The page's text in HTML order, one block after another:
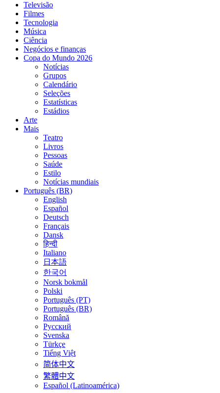
Televisão
Filmes
Tecnologia
Música
Ciência
Negócios e finanças
Copa do Mundo 2026
Notícias
Grupos
Calendário
Seleções
Estatísticas
Estádios
Arte
Mais
Teatro
Livros
Pessoas
Saúde
Estilo
Notícias mundiais
Português (BR)
English
Español
Deutsch
Français
Dansk
हिन्दी
Italiano
日本語
한국어
Norsk bokmål
Polski
Português (PT)
Português (BR)
Română
Русский
Svenska
Türkçe
Tiếng Việt
简体中文
繁體中文
Español (Latinoamérica)